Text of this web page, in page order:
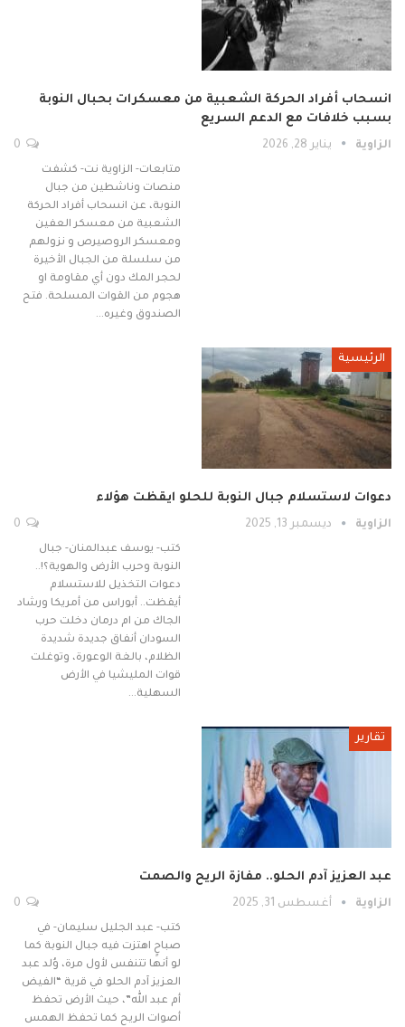
انسحاب أفراد الحركة الشعبية من معسكرات بحبال النوبة
بسبب خلافات مع الدعم السريع
الزاوية يناير 28, 2026
متابعات- الزاوية نت- كشفت
منصات وناشطين من جبال
النوبة، عن انسحاب أفراد الحركة
الشعبية من معسكر العفين
ومعسكر الروصيرص و نزولهم
من سلسلة من الجبال الأخيرة
لحجر المك دون أي مقاومة او
هجوم من القوات المسلحة. فتح
الصندوق وغيره…
الرئيسية
دعوات لاستسلام جبال النوبة للحلو ايقظت هؤلاء
الزاوية ديسمبر 13, 2025
كتب- يوسف عبدالمنان- جبال
النوبة وحرب الأرض والهوية؟!..
دعوات التخذيل للاستسلام
أيقظت.. أبوراس من أمريكا ورشاد
الجاك من ام درمان دخلت حرب
السودان أنفاق جديدة شديدة
الظلام، بالغة الوعورة، وتوغلت
قوات المليشيا في الأرض
السهلية…
تقارير
عبد العزيز آدم الحلو.. مفازة الريح والصمت
الزاوية أغسطس 31, 2025
كتب- عبد الجليل سليمان- في
صباحٍ اهتزت فيه جبال النوبة كما
لو أنها تتنفس لأول مرة، وُلد عبد
العزيز آدم الحلو في قرية “الفيض
أم عبد الله”، حيث الأرض تحفظ
أصوات الريح كما تحفظ الهمس